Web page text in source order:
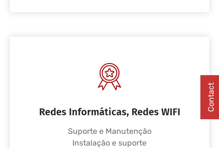
Redes Informáticas, Redes WIFI
Suporte e Manutenção
Instalação e suporte
Contact